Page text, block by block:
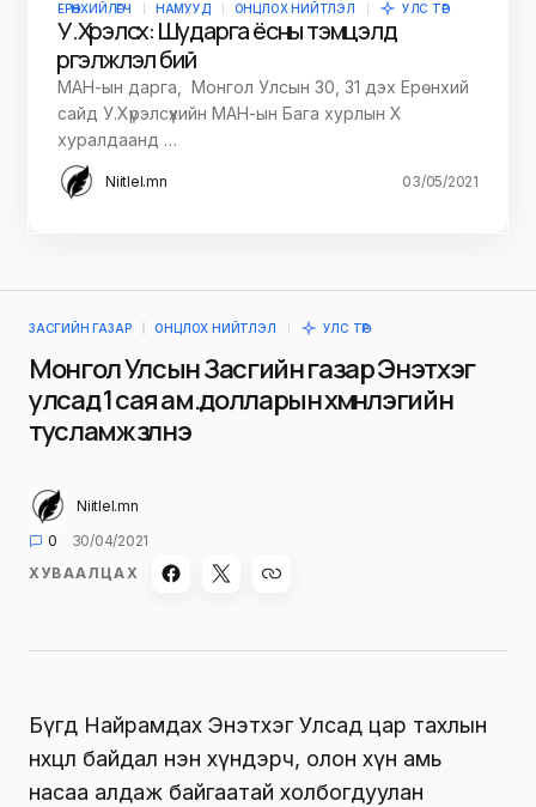
ЕРӨНХИЙЛӨГЧ НАМУУД ОНЦЛОХ НИЙТЛЭЛ УЛС ТӨР
У.Хүрэлсүх: Шударга ёсны тэмцэлд
үргэлжлэл бий
МАН-ын дарга, Монгол Улсын 30, 31 дэх Ерөнхий
сайд У.Хүрэлсүхийн МАН-ын Бага хурлын Х
хуралдаанд …
Niitlel.mn 03/05/2021
ЗАСГИЙН ГАЗАР ОНЦЛОХ НИЙТЛЭЛ УЛС ТӨР
Монгол Улсын Засгийн газар Энэтхэг
улсад 1 сая ам.долларын хүмүүнлэгийн
тусламж үзүүлнэ
Niitlel.mn
0
30/04/2021
ХУВААЛЦАХ
Бүгд Найрамдах Энэтхэг Улсад цар тахлын
нөхцөл байдал нэн хүндэрч, олон хүн амь
насаа алдаж байгаатай холбогдуулан